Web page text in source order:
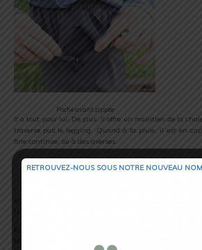
Poche avant zippée
Il a tout pour lui. De plus ,il offre un maintien de la
traverse pas le legging. Quand à la pluie, il est en
fine continue, où à des averses.
Respirabilité
RETROUVEZ-NOUS SOUS NOTRE NOUVEAU